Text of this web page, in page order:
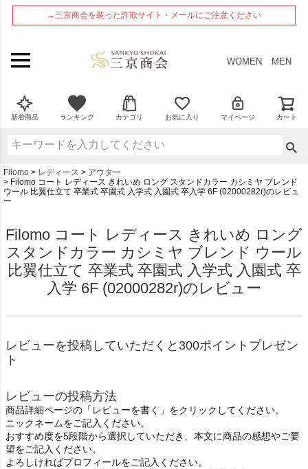
→三京商会を装った詐欺サイト・メールにご注意ください
WOMEN MEN
新着商品 ランキング カテゴリ お気に入り マイページ カート
Filomo レディース
アウター
Filomo コート レディース きれいめ ロング スタンドカラー カシミヤ ブレンド
ウール 比翼仕立て 卒業式 卒園式 入学式 入園式 卒入学 6F (02000282r)のレビュ
ー
Filomo コート レディース きれいめ ロング
スタンドカラー カシミヤ ブレンド ウール
比翼仕立て 卒業式 卒園式 入学式 入園式 卒
入学 6F (02000282r)のレビュー
レビューを投稿していただくと300ポイントプレゼン
ト
レビューの投稿方法
商品詳細ページの「レビューを書く」をクリックしてください。
ニックネームをご記入ください。
おすすめ度を5段階から選択していただき、本文に商品の感想やご要
望をご記入ください。
よろしければプロフィールをご記入ください。
ペー